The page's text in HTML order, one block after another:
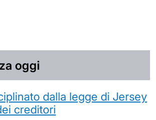
oggi
dalla legge di Jersey
creditori